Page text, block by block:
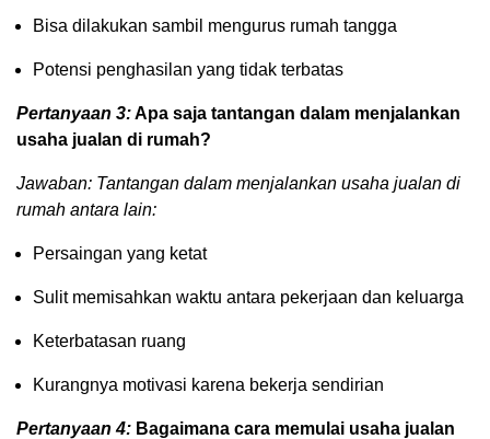
Bisa dilakukan sambil mengurus rumah tangga
Potensi penghasilan yang tidak terbatas
Pertanyaan 3:Apa saja tantangan dalam menjalankan
usaha jualan di rumah?
Jawaban: Tantangan dalam menjalankan usaha jualan di
rumah antara lain:
Persaingan yang ketat
Sulit memisahkan waktu antara pekerjaan dan keluarga
Keterbatasan ruang
Kurangnya motivasi karena bekerja sendirian
Pertanyaan 4: Bagaimana cara memulai usaha jualan